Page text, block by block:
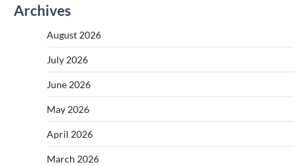
Archives
August 2026
July 2026
June 2026
May 2026
April 2026
March 2026